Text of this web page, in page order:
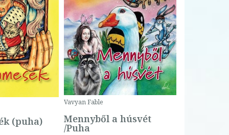
(puha)
Vavyan Fable
Mennyből a húsvét
/Puha